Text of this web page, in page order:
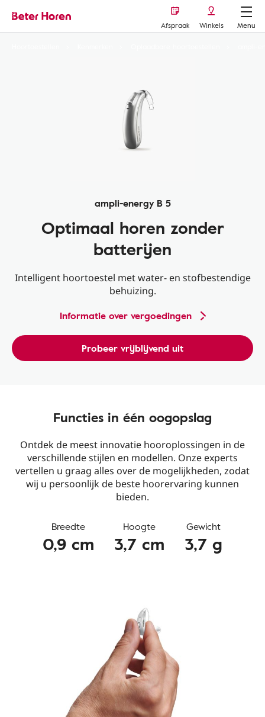
Afspraak Winkels
Menu
ampli-energy B 5
Optimaal horen zonder
batterijen
Intelligent hoortoestel met water- en stofbestendige
behuizing.
Informatie over vergoedingen
Probeer vrijblijvend uit
Functies in één oogopslag
Ontdek de meest innovatie hooroplossingen in de
verschillende stijlen en modellen. Onze experts
vertellen u graag alles over de mogelijkheden, zodat
wij u persoonlijk de beste hoorervaring kunnen
bieden.
Breedte
0,9 cm
Hoogte
3,7 cm
Gewicht
3,7 g